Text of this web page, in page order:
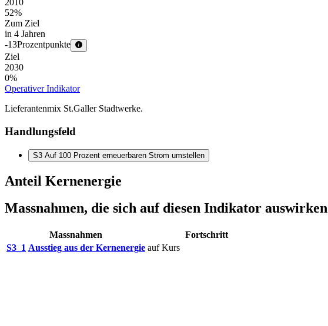
2010
52%
Zum Ziel
in 4 Jahren
-13Prozentpunkte
Ziel
2030
0%
Operativer Indikator
Lieferantenmix St.Galler Stadtwerke.
Handlungsfeld
S3 Auf 100 Prozent erneuerbaren Strom umstellen
Anteil Kernenergie
Massnahmen, die sich auf diesen Indikator auswirken
Massnahmen
Fortschritt
S3_1 Ausstieg aus der Kernenergie auf Kurs